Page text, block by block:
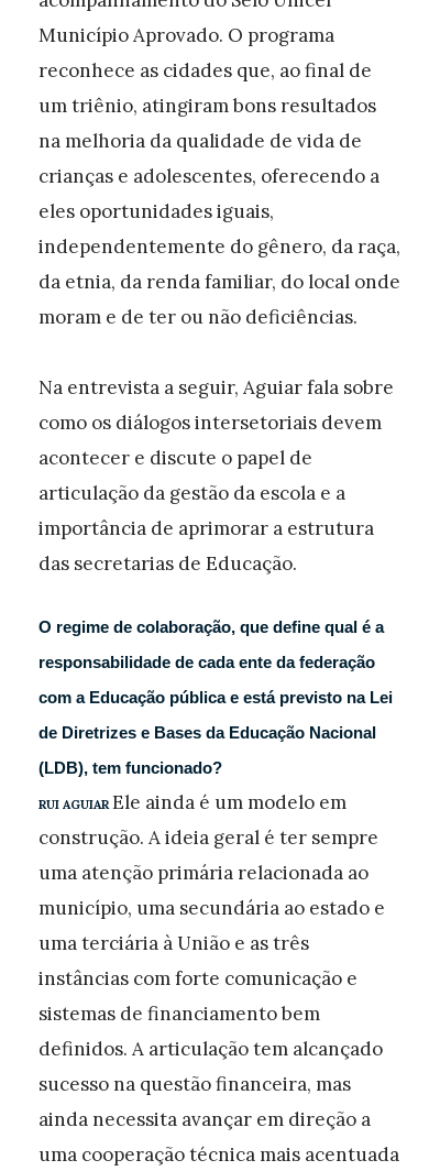
Município Aprovado. O programa
reconhece as cidades que, ao final de
um triênio, atingiram bons resultados
na melhoria da qualidade de vida de
crianças e adolescentes, oferecendo a
eles oportunidades iguais,
independentemente do gênero, da raça,
da etnia, da renda familiar, do local onde
moram e de ter ou não deficiências.
Na entrevista a seguir, Aguiar fala sobre
como os diálogos intersetoriais devem
acontecer e discute o papel de
articulação da gestão da escola e a
importância de aprimorar a estrutura
das secretarias de Educação.
O regime de colaboração, que define qual é a
responsabilidade de cada ente da federação
com a Educação pública e está previsto na Lei
de Diretrizes e Bases da Educação Nacional
(LDB), tem funcionado?
RUI AGUIAREle ainda é um modelo em
construção. A ideia geral é ter sempre
uma atenção primária relacionada ao
município, uma secundária ao estado e
uma terciária à União e as três
instâncias com forte comunicação e
sistemas de financiamento bem
definidos. A articulação tem alcançado
sucesso na questão financeira, mas
ainda necessita avançar em direção a
uma cooperação técnica mais acentuada